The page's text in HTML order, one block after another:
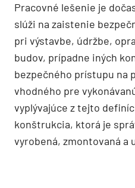
Pracovné lešenie je
slúži na zaistenie
pri výstavbe, údržbe,
budov, prípadne iných
bezpečného prístupu na
vhodného pre
vyplývajúce z tejto
konštrukcia, ktorá je
vyrobená, zmontovaná a